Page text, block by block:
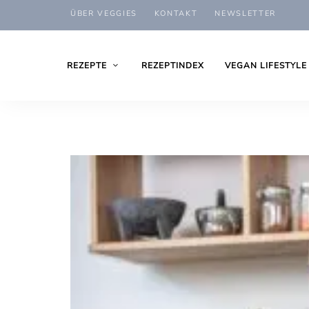
ÜBER VEGGIES KONTAKT NEWSLETTER
REZEPTE REZEPTINDEX VEGAN LIFESTYLE